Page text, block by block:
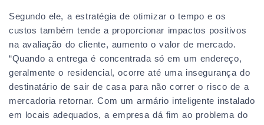
Segundo ele, a estratégia de otimizar o tempo e os
custos também tende a proporcionar impactos positivos
na avaliação do cliente, aumento o valor de mercado.
“Quando a entrega é concentrada só em um endereço,
geralmente o residencial, ocorre até uma insegurança do
destinatário de sair de casa para não correr o risco de a
mercadoria retornar. Com um armário inteligente instalado
em locais adequados, a empresa dá fim ao problema do